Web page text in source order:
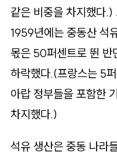
같은 비중을 차지했다
1959년에는 중동산 석
몫은 50퍼센트로 뛴 반
하락했다.(프랑스는 5
아랍 정부들을 포함한
차지했다.)
석유 생산은 중동 나라